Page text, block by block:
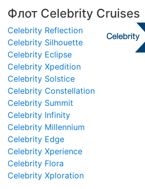
Флот Celebrity Cruises
Celebrity Reflection
Celebrity Silhouette
Celebrity Eclipse
Celebrity Xpedition
Celebrity Solstice
Celebrity Constellation
Celebrity Summit
Celebrity Infinity
Celebrity Millennium
Celebrity Edge
Celebrity Xperience
Celebrity Flora
Celebrity Xploration